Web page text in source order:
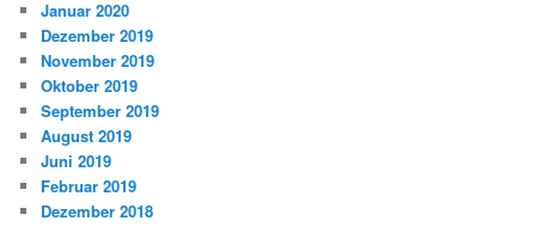
Januar 2020
Dezember 2019
November 2019
Oktober 2019
September 2019
August 2019
Juni 2019
Februar 2019
Dezember 2018